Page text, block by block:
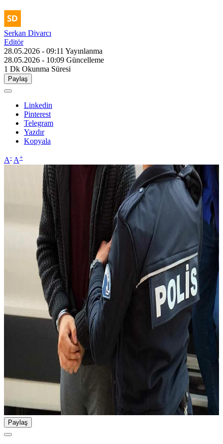
Serkan Divarcı
Editör
28.05.2026 - 09:11 Yayınlanma
28.05.2026 - 10:09 Güncelleme
1 Dk Okunma Süresi
Paylaş
Linkedin
Pinterest
Telegram
Yazdır
Kopyala
A- A+
Paylaş